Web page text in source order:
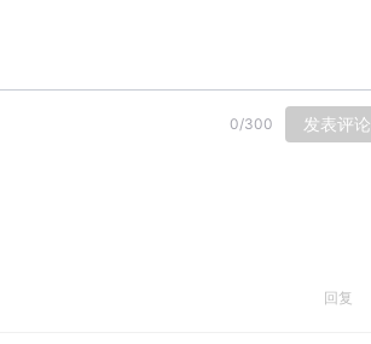
0/300 发表评论
回复